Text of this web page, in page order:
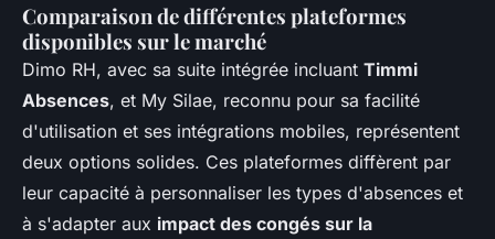
Comparaison de différentes plateformes
disponibles sur le marché
Dimo RH, avec sa suite intégrée incluant Timmi
Absences, et My Silae, reconnu pour sa facilité
d'utilisation et ses intégrations mobiles, représentent
deux options solides. Ces plateformes diffèrent par
leur capacité à personnaliser les types d'absences et
à s'adapter aux impact des congés sur la